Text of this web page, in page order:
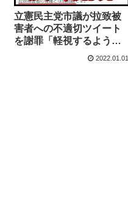
立憲民主党市議が拉致被
害者への不適切ツイート
を謝罪「軽視するような
誤解を与えた」拉致啓発
2022.01.01